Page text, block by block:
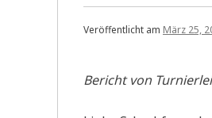
Veröffentlicht am März 25,
Bericht von